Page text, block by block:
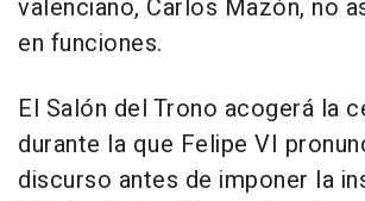
valenciano, Carlos Mazón, no
en funciones.
El Salón del Trono acogerá la
durante la que Felipe VI
discurso antes de imponer la